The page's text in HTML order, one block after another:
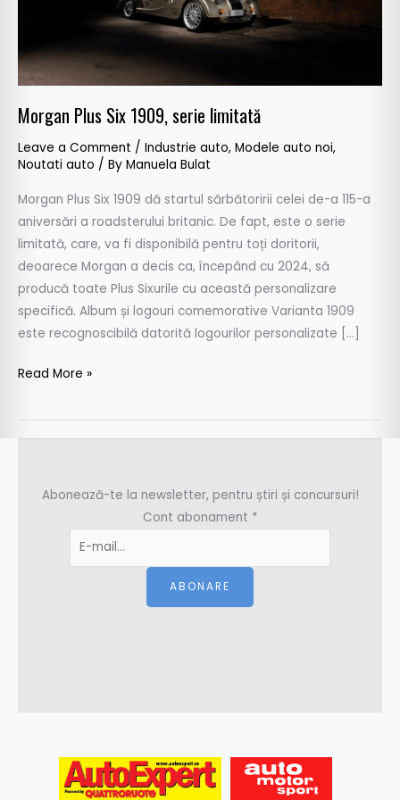
Morgan Plus Six 1909, serie limitată
Leave a Comment / Industrie auto, Modele auto noi,
Noutati auto / By Manuela Bulat
Morgan Plus Six 1909 dă startul sărbătoririi celei de-a 115-a
aniversări a roadsterului britanic. De fapt, este o serie
limitată, care, va fi disponibilă pentru toți doritorii,
deoarece Morgan a decis ca, începând cu 2024, să
producă toate Plus Sixurile cu această personalizare
specifică. Album și logouri comemorative Varianta 1909
este recognoscibilă datorită logourilor personalizate […]
Read More »
Abonează-te la newsletter, pentru știri și concursuri!
Cont abonament *
ABONARE